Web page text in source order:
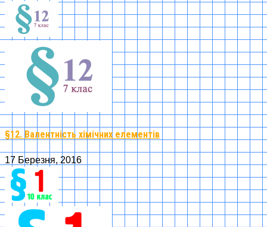
§12. Валентність хімічних елементів
17 Березня, 2016